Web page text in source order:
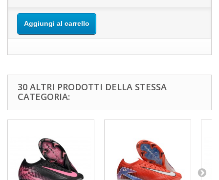
Aggiungi al carrello
30 ALTRI PRODOTTI DELLA STESSA
CATEGORIA: